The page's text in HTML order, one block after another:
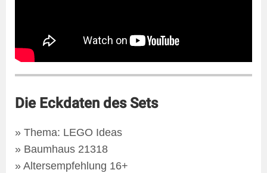
Die Eckdaten des Sets
» Thema: LEGO Ideas
» Baumhaus 21318
» Altersempfehlung 16+